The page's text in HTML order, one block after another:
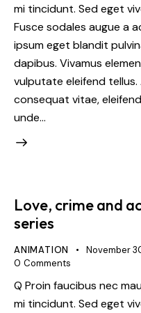
mi tincidunt. Sed eget
Fusce sodales augue a
ipsum eget blandit
dapibus. Vivamus
vulputate eleifend
consequat vitae,
unde…
Love, crime and
series
ANIMATION November
0 Comments
Q Proin faucibus nec
mi tincidunt. Sed eget